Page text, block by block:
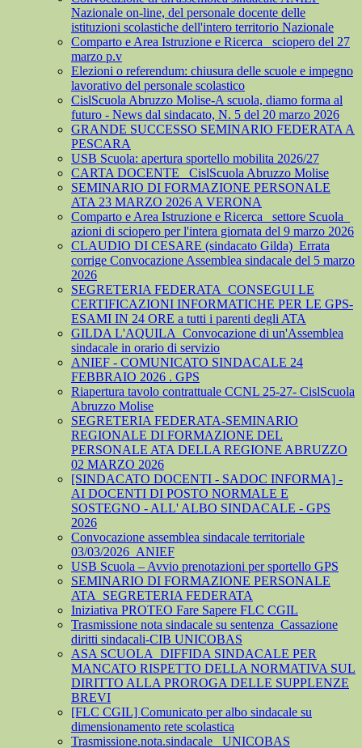
Nazionale on-line, del personale docente delle
istituzioni scolastiche dell'intero territorio Nazionale
Comparto e Area Istruzione e Ricerca_ sciopero del 27
marzo p.v
Elezioni o referendum: chiusura delle scuole e impegno
lavorativo del personale scolastico
CislScuola Abruzzo Molise-A scuola, diamo forma al
futuro - News dal sindacato, N. 5 del 20 marzo 2026
GRANDE SUCCESSO SEMINARIO FEDERATA A
PESCARA
USB Scuola: apertura sportello mobilita 2026/27
CARTA DOCENTE_ CislScuola Abruzzo Molise
SEMINARIO DI FORMAZIONE PERSONALE
ATA 23 MARZO 2026 A VERONA
Comparto e Area Istruzione e Ricerca_ settore Scuola_
azioni di sciopero per l'intera giornata del 9 marzo 2026
CLAUDIO DI CESARE (sindacato Gilda)_Errata
corrige Convocazione Assemblea sindacale del 5 marzo
2026
SEGRETERIA FEDERATA_CONSEGUI LE
CERTIFICAZIONI INFORMATICHE PER LE GPS-
ESAMI IN 24 ORE a tutti i parenti degli ATA
GILDA L'AQUILA_Convocazione di un'Assemblea
sindacale in orario di servizio
ANIEF - COMUNICATO SINDACALE 24
FEBBRAIO 2026 . GPS
Riapertura tavolo contrattuale CCNL 25-27- CislScuola
Abruzzo Molise
SEGRETERIA FEDERATA-SEMINARIO
REGIONALE DI FORMAZIONE DEL
PERSONALE ATA DELLA REGIONE ABRUZZO
02 MARZO 2026
[SINDACATO DOCENTI - SADOC INFORMA] -
AI DOCENTI DI POSTO NORMALE E
SOSTEGNO - ALL' ALBO SINDACALE - GPS
2026
Convocazione assemblea sindacale territoriale
03/03/2026_ANIEF
USB Scuola – Avvio prenotazioni per sportello GPS
SEMINARIO DI FORMAZIONE PERSONALE
ATA_SEGRETERIA FEDERATA
Iniziativa PROTEO Fare Sapere FLC CGIL
Trasmissione nota sindacale su sentenza_Cassazione
diritti sindacali-CIB UNICOBAS
ASA SCUOLA_DIFFIDA SINDACALE PER
MANCATO RISPETTO DELLA NORMATIVA SUL
DIRITTO ALLA PROROGA DELLE SUPPLENZE
BREVI
[FLC CGIL] Comunicato per albo sindacale su
dimensionamento rete scolastica
Trasmissione.nota.sindacale _UNICOBAS